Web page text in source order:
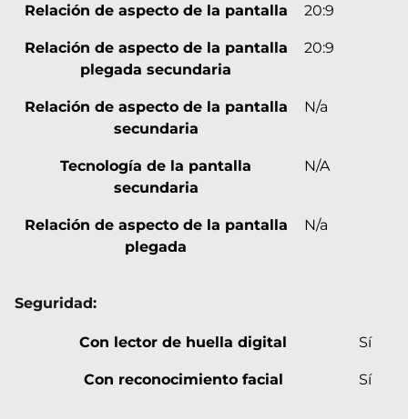
Relación de aspecto de la pantalla 20:9
Relación de aspecto de la pantalla
plegada secundaria
20:9
Relación de aspecto de la pantalla
secundaria
N/a
Tecnología de la pantalla
secundaria
N/A
Relación de aspecto de la pantalla
plegada
N/a
Seguridad:
Con lector de huella digital Sí
Con reconocimiento facial Sí